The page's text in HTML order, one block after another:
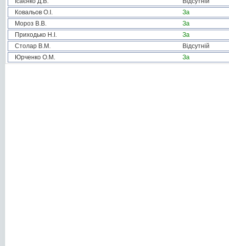
Ковальов О.І.
За
Мороз В.В.
За
Приходько Н.І.
За
Столар В.М.
Відсутній
Юрченко О.М.
За